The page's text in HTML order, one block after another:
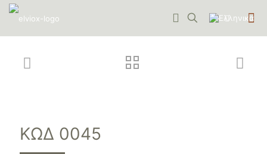
ΚΩΔ 0045